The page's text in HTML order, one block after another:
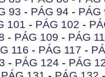
93 - PÁG 94 - PÁG
101 - PÁG 102 -
- PÁG 109 - PÁG
116 - PÁG 117 -
- PÁG 124 - PÁG